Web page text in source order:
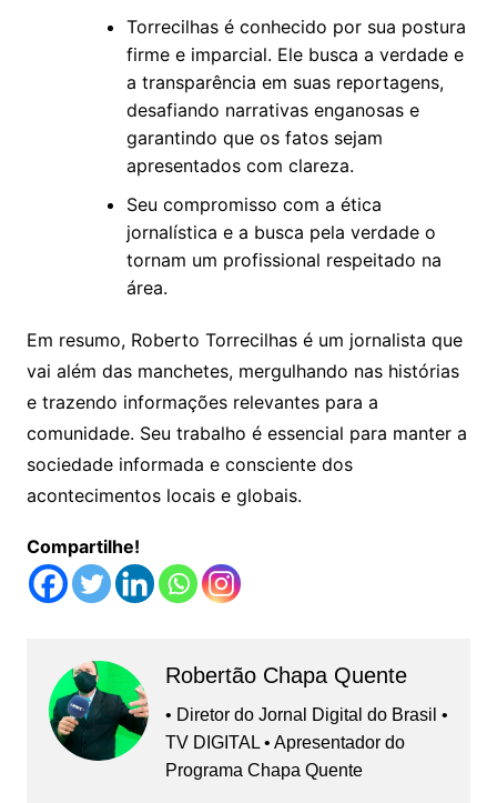
Torrecilhas é conhecido por sua postura
firme e imparcial. Ele busca a verdade e
a transparência em suas reportagens,
desafiando narrativas enganosas e
garantindo que os fatos sejam
apresentados com clareza.
Seu compromisso com a ética
jornalística e a busca pela verdade o
tornam um profissional respeitado na
área.
Em resumo, Roberto Torrecilhas é um jornalista que
vai além das manchetes, mergulhando nas histórias
e trazendo informações relevantes para a
comunidade. Seu trabalho é essencial para manter a
sociedade informada e consciente dos
acontecimentos locais e globais.
Compartilhe!
Robertão Chapa Quente
• Diretor do Jornal Digital do Brasil •
TV DIGITAL • Apresentador do
Programa Chapa Quente